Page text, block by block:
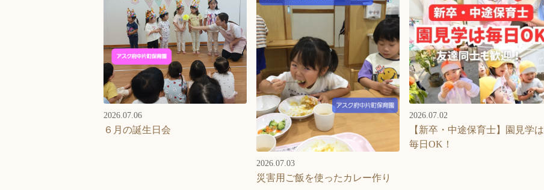
2026.07.06
６月の誕生日会
2026.07.03
災害用ご飯を使ったカレー作り
2026.07.02
【新卒・中途保育士】園見学は
毎日OK！